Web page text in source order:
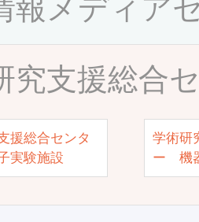
報メディア
究支援総合
援総合センタ
実験施設
学術研
ー 機